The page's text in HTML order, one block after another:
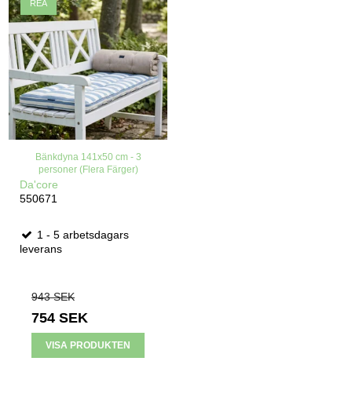
REA
Bänkdyna 141x50 cm - 3
personer (Flera Färger)
Da'core
550671
1 - 5 arbetsdagars
leverans
943 SEK
754 SEK
VISA PRODUKTEN